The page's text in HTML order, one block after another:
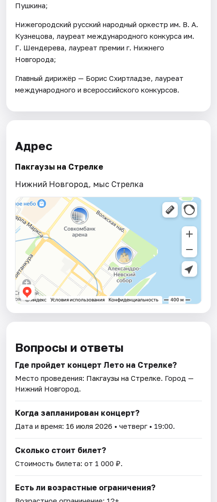
Пушкина;
Нижегородский русский народный оркестр им. В. А.
Кузнецова, лауреат международного конкурса им.
Г. Шендерева, лауреат премии г. Нижнего
Новгорода;
Главный дирижёр — Борис Схиртладзе, лауреат
международного и всероссийского конкурсов.
Адрес
Пакгаузы на Стрелке
Нижний Новгород, мыс Стрелка
Вопросы и ответы
Где пройдет концерт Лето на Стрелке?
Место проведения: Пакгаузы на Стрелке. Город —
Нижний Новгород.
Когда запланирован концерт?
Дата и время: 16 июля 2026 • четверг • 19:00.
Сколько стоит билет?
Стоимость билета: от 1 000 ₽.
Есть ли возрастные ограничения?